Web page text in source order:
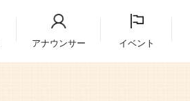
アナウンサー イベント